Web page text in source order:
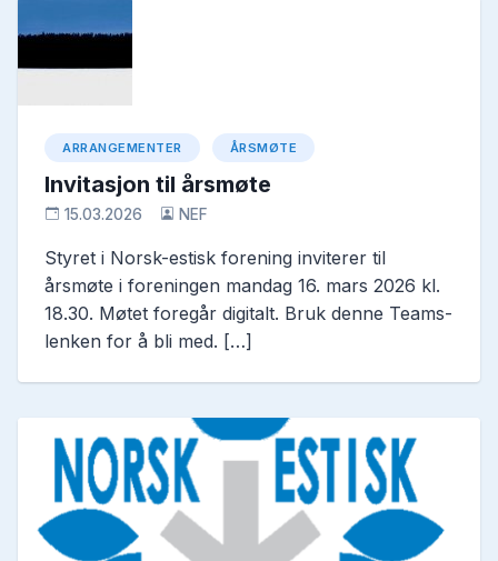
ARRANGEMENTER ÅRSMØTE
Invitasjon til årsmøte
15.03.2026 NEF
Styret i Norsk-estisk forening inviterer til
årsmøte i foreningen mandag 16. mars 2026 kl.
18.30. Møtet foregår digitalt. Bruk denne Teams-
lenken for å bli med. […]